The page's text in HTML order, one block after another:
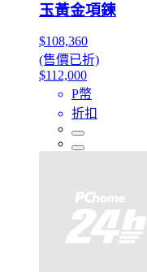
玉黃金項鍊
$108,360
(售價已折)
$112,000
P幣
折扣